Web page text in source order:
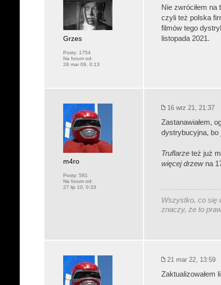
Grzes
Posty: 1754
Na forum od:
28 mar 09, 0:13
Nie zwróciłem
czyli też polska
filmów tego
listopada 2021.
m4ro
Posty: 581
Na forum od:
27 lip 10, 0:33
16 wrz 21, 21:37
Zastanawiałem,
dystrybucyjna,
Truflarze też już
więcej drzewna
Wszystko, co się
znaczy, że to
21 mar 22, 13:59
Zaktualizowałem